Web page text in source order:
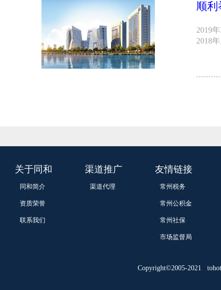
顺利
2019
2018
关于同和
同和简介
资质荣誉
联系我们
渠道推广
渠道代理
友情链接
常州税务
常州公积金
常州社保
市场监督局
Copyright©2005-2021